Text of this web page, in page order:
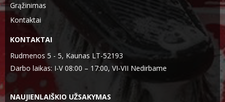
Grąžinimas
Kontaktai
KONTAKTAI
Rudmenos 5 - 5, Kaunas LT-52193
Darbo laikas: I-V 08:00 – 17:00, VI-VII Nedirbame
NAUJIENLAIŠKIO UŽSAKYMAS